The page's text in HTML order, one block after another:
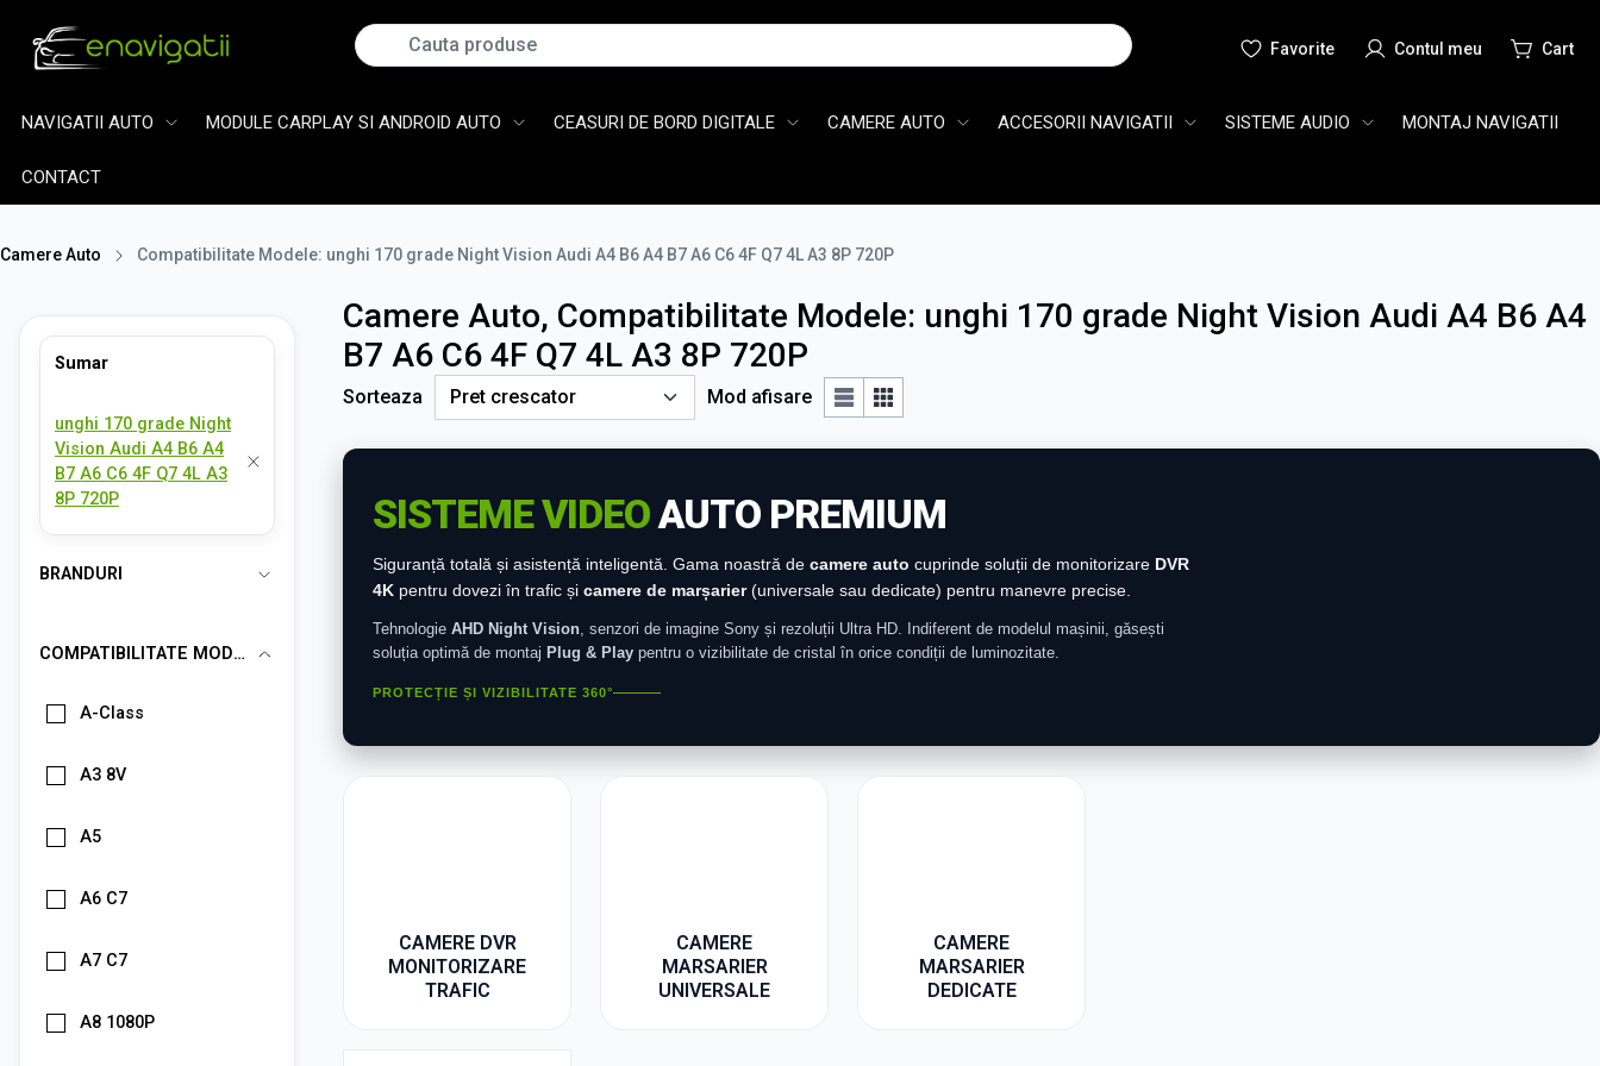
Cauta
NAVIGATII AUTO MODULE CARPLAY SI ANDROID AUTO CEASURI DE BORD DIGITALE CAMERE AUTO ACCESORII NAVIGATII SISTEME AUDIO MONTAJ NAVIGATII
CONTACT
Camere Auto Compatibilitate Modele: unghi 170 grade Night Vision Audi A4 B6 A4 B7 A6 C6 4F Q7 4L A3 8P 720P
Sumar
unghi 170 grade Night
Vision Audi A4 B6 A4
B7 A6 C6 4F Q7 4L A3
8P 720P
BRANDURI
COMPATIBILITATE MODELE
A-Class
A3 8V
A5
A6 C7
A7 C7
A8 1080P
Camere Auto, Compatibilitate Modele: unghi 170 grade Night Vision Audi A4 B6 A4
B7 A6 C6 4F Q7 4L A3 8P 720P
Sorteaza Mod afisare
SISTEME VIDEOAUTO PREMIUM
Siguranță totală și asistență inteligentă. Gama noastră de camere auto cuprinde soluții de monitorizare DVR
4K pentru dovezi în trafic și camere de marșarier(universale sau dedicate) pentru manevre precise.
Tehnologie AHD Night Vision, senzori de imagine Sony și rezoluții Ultra HD. Indiferent de modelul mașinii, găsești
soluția optimă de montaj Plug & Play pentru o vizibilitate de cristal în orice condiții de luminozitate.
PROTECȚIE ȘI VIZIBILITATE 360°
CAMERE DVR
MONITORIZARE
TRAFIC
CAMERE
MARSARIER
UNIVERSALE
CAMERE
MARSARIER
DEDICATE